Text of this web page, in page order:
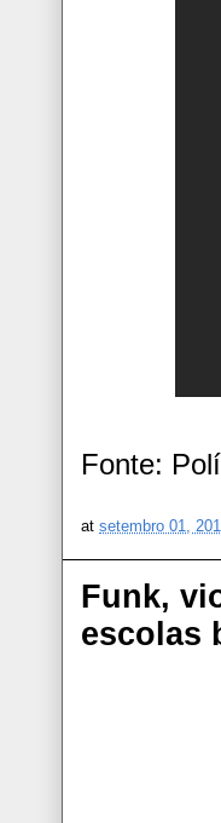
Fonte:
at setembro 01,
Funk,
escolas